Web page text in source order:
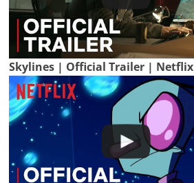
Skylines | Official Trailer | Netflix